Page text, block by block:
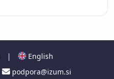
|
English
podpora@izum.si